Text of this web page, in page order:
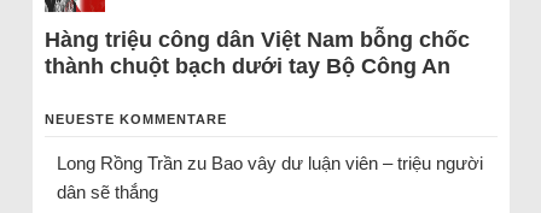
Hàng triệu công dân Việt Nam bỗng chốc
thành chuột bạch dưới tay Bộ Công An
NEUESTE KOMMENTARE
Long Rồng Trầnzu Bao vây dư luận viên – triệu người
dân sẽ thắng